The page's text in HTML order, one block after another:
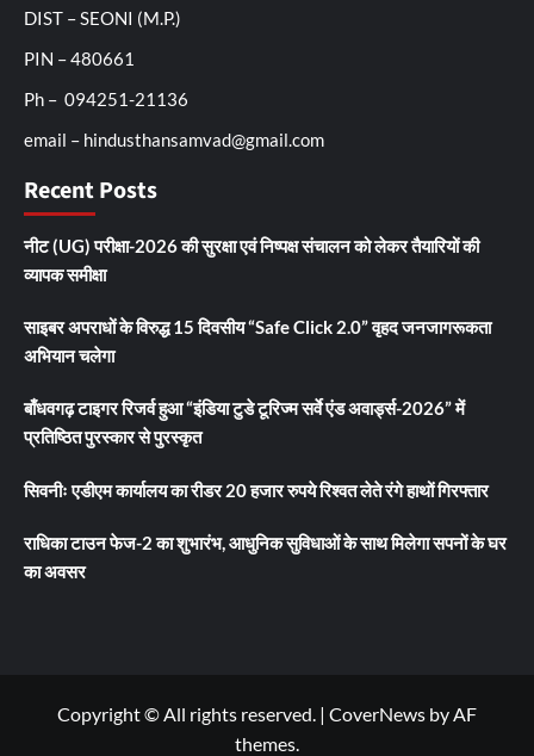
DIST – SEONI (M.P.)
PIN – 480661
Ph – 094251-21136
email – hindusthansamvad@gmail.com
Recent Posts
नीट (UG) परीक्षा-2026 की सुरक्षा एवं निष्पक्ष संचालन को लेकर तैयारियों की
व्यापक समीक्षा
साइबर अपराधों के विरुद्ध 15 दिवसीय “Safe Click 2.0” वृहद जनजागरूकता
अभियान चलेगा
बाँधवगढ़ टाइगर रिजर्व हुआ “इंडिया टुडे टूरिज्म सर्वे एंड अवार्ड्स-2026” में
प्रतिष्ठित पुरस्कार से पुरस्कृत
सिवनीः एडीएम कार्यालय का रीडर 20 हजार रुपये रिश्वत लेते रंगे हाथों गिरफ्तार
राधिका टाउन फेज-2 का शुभारंभ, आधुनिक सुविधाओं के साथ मिलेगा सपनों के घर
का अवसर
Copyright © All rights reserved. | CoverNews by AF
themes.